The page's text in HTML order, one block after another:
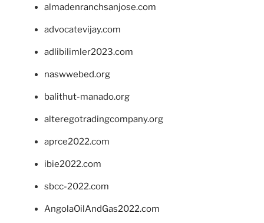
almadenranchsanjose.com
advocatevijay.com
adlibilimler2023.com
naswwebed.org
balithut-manado.org
alteregotradingcompany.org
aprce2022.com
ibie2022.com
sbcc-2022.com
AngolaOilAndGas2022.com